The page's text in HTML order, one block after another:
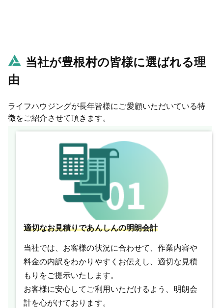
当社が豊根村の皆様に選ばれる理
由
ライフハウジングが長年皆様にご愛顧いただいている特
徴をご紹介させて頂きます。
適切なお見積りであんしんの明朗会計
当社では、お客様の状況に合わせて、作業内容や
料金の内訳をわかりやすくお伝えし、適切な見積
もりをご提示いたします。
お客様に安心してご利用いただけるよう、明朗会
計を心がけております。